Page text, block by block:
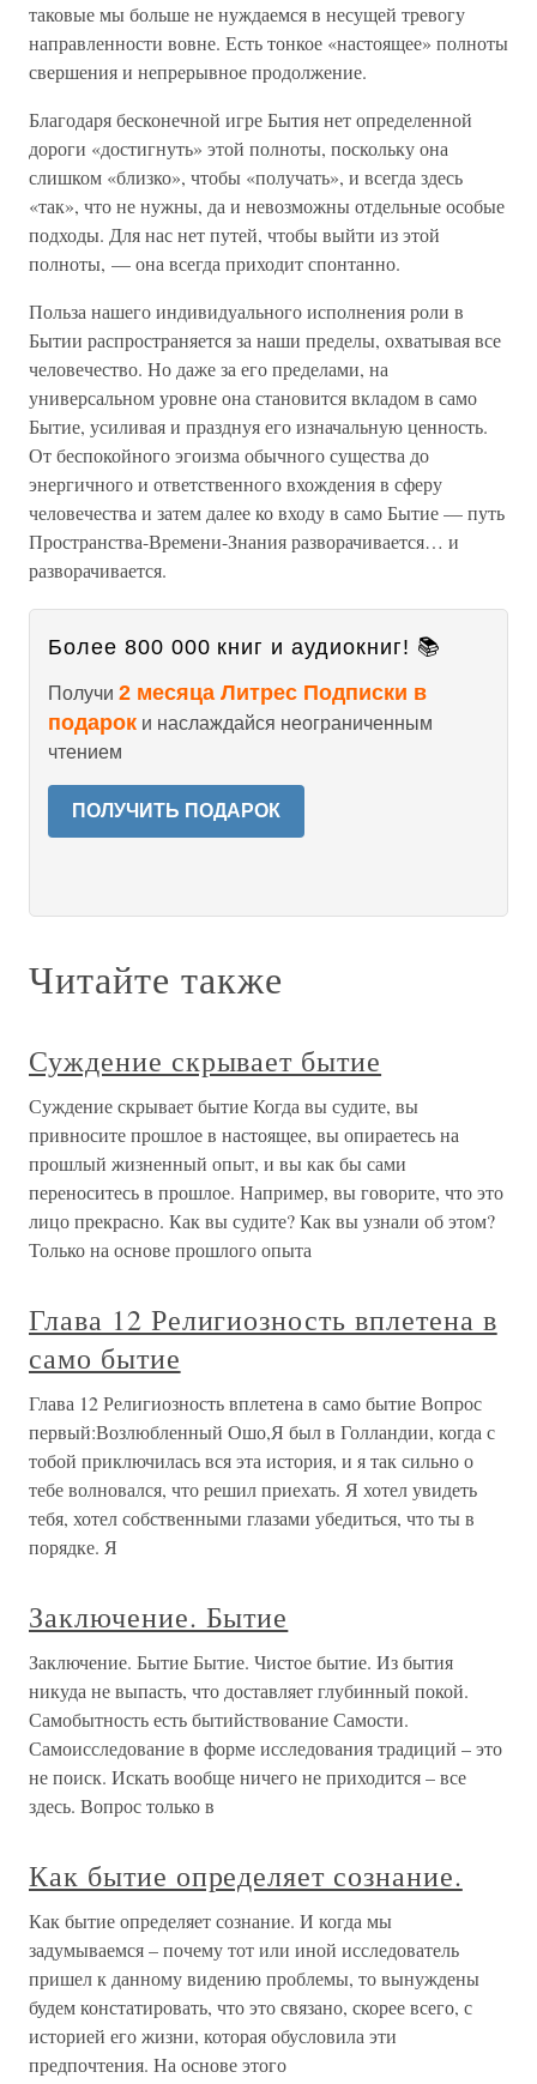
таковые мы больше не нуждаемся в несущей тревогу
направленности вовне. Есть тонкое «настоящее» полноты
свершения и непрерывное продолжение.
Благодаря бесконечной игре Бытия нет определенной
дороги «достигнуть» этой полноты, поскольку она
слишком «близко», чтобы «получать», и всегда здесь
«так», что не нужны, да и невозможны отдельные особые
подходы. Для нас нет путей, чтобы выйти из этой
полноты, — она всегда приходит спонтанно.
Польза нашего индивидуального исполнения роли в
Бытии распространяется за наши пределы, охватывая все
человечество. Но даже за его пределами, на
универсальном уровне она становится вкладом в само
Бытие, усиливая и празднуя его изначальную ценность.
От беспокойного эгоизма обычного существа до
энергичного и ответственного вхождения в сферу
человечества и затем далее ко входу в само Бытие — путь
Пространства-Времени-Знания разворачивается… и
разворачивается.
Более 800 000 книг и аудиокниг! 📚
Получи 2 месяца Литрес Подписки в
подарок и наслаждайся неограниченным
чтением
ПОЛУЧИТЬ ПОДАРОК
Читайте также
Суждение скрывает бытие
Суждение скрывает бытие Когда вы судите, вы
привносите прошлое в настоящее, вы опираетесь на
прошлый жизненный опыт, и вы как бы сами
переноситесь в прошлое. Например, вы говорите, что это
лицо прекрасно. Как вы судите? Как вы узнали об этом?
Только на основе прошлого опыта
Глава 12 Религиозность вплетена в
само бытие
Глава 12 Религиозность вплетена в само бытие Вопрос
первый:Возлюбленный Ошо,Я был в Голландии, когда с
тобой приключилась вся эта история, и я так сильно о
тебе волновался, что решил приехать. Я хотел увидеть
тебя, хотел собственными глазами убедиться, что ты в
порядке. Я
Заключение. Бытие
Заключение. Бытие Бытие. Чистое бытие. Из бытия
никуда не выпасть, что доставляет глубинный покой.
Самобытность есть бытийствование Самости.
Самоисследование в форме исследования традиций – это
не поиск. Искать вообще ничего не приходится – все
здесь. Вопрос только в
Как бытие определяет сознание.
Как бытие определяет сознание. И когда мы
задумываемся – почему тот или иной исследователь
пришел к данному видению проблемы, то вынуждены
будем констатировать, что это связано, скорее всего, с
историей его жизни, которая обусловила эти
предпочтения. На основе этого